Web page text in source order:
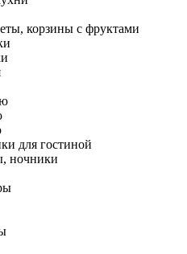
корзины с фруктами
для гостиной
ночники